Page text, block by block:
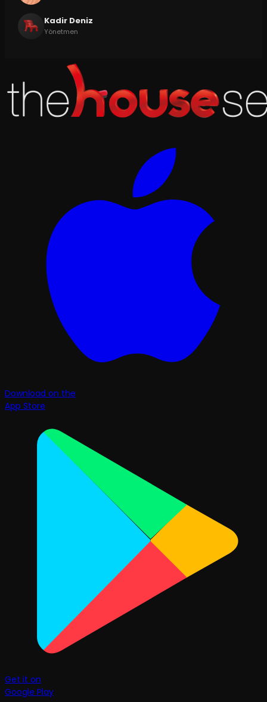
Kadir Deniz
Yönetmen
Download on the
App Store
Get it on
Google Play